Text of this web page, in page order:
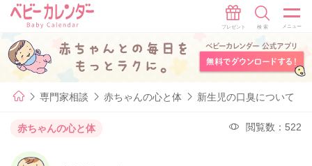
専門家相談 赤ちゃんの心と体 新生児の口臭について
赤ちゃんの心と体 閲覧数：522